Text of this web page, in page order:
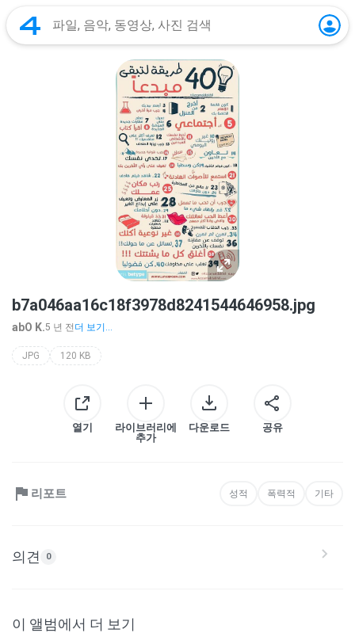
b7a046aa16c18f3978d8241544646958.jpg
abO K.5 년 전 더 보기...
JPG 120 KB
열기
라이브러리에
추가
다운로드 공유
리포트 성적 폭력적 기타
의견 0
이 앨범에서 더 보기